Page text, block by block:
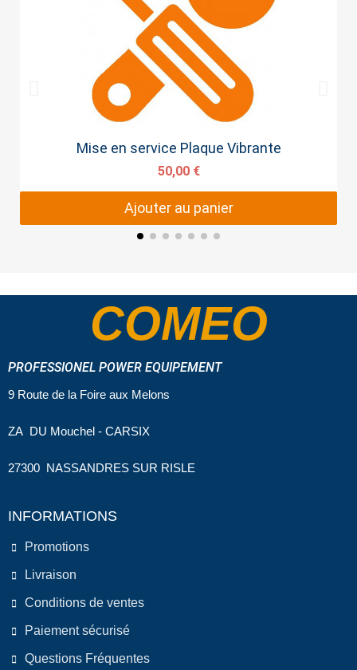
Aperçu rapide
Mise en service Plaque Vibrante
50,00 €
Ajouter au panier
COMEO
PROFESSIONEL POWER EQUIPEMENT
9 Route de la Foire aux Melons
ZA DU Mouchel - CARSIX
27300 NASSANDRES SUR RISLE
INFORMATIONS
Promotions
Livraison
Conditions de ventes
Paiement sécurisé
Questions Fréquentes